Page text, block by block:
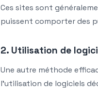
Ces sites sont
puissent comporter des
2. Utilisation de
Une autre méthode
l’utilisation de logiciels